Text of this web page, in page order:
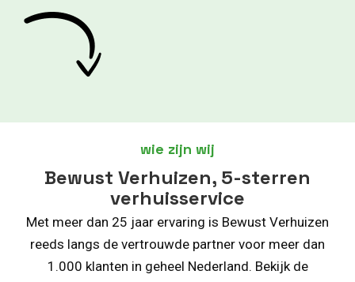
wie zijn wij
Bewust Verhuizen, 5-sterren
verhuisservice
Met meer dan 25 jaar ervaring is Bewust Verhuizen
reeds langs de vertrouwde partner voor meer dan
1.000 klanten in geheel Nederland. Bekijk de